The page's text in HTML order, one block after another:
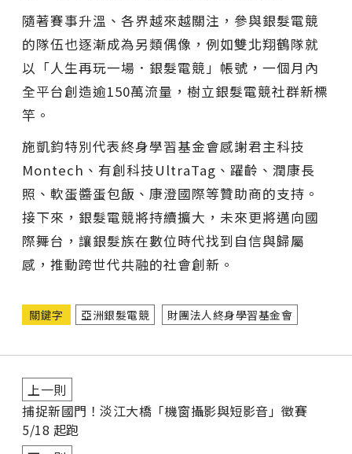
隨著賽事升溫、各界越來越關注，參與銀髮電競
的隊伍也逐漸成為另類偶像，例如雙北翔鶴隊就
以「人生再玩一場．銀髮電競」帳號，一個月內
全平台創造逾150萬流量，樹立銀髮電競社群新標
竿。
施凱鈞特別代表終身學習基金會感謝君主科技
Montech、有創科技UltraTag、躍齡、潤康長
照、軟蛋醬蛋包飯、康澄國際等贊助商的支持。
接下來，銀髮電競將持續擴大，未來更將邁向國
際舞台，讓銀髮族在數位時代找到自信與歸屬
感，推動跨世代共融的社會創新。
關鍵字 亞洲銀髮電競 財團法人終身學習基金會
上一則
捕捉新國門！淡江大橋「機窗攝影與短影音」徵賽
5/18 起跑